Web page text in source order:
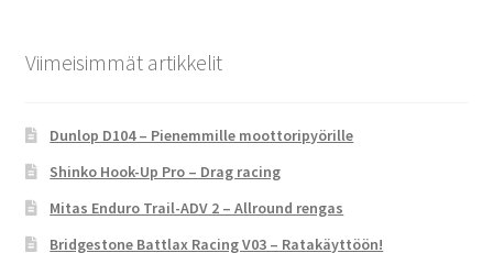
Viimeisimmät artikkelit
Dunlop D104 – Pienemmille moottoripyörille
Shinko Hook-Up Pro – Drag racing
Mitas Enduro Trail-ADV 2 – Allround rengas
Bridgestone Battlax Racing V03 – Ratakäyttöön!